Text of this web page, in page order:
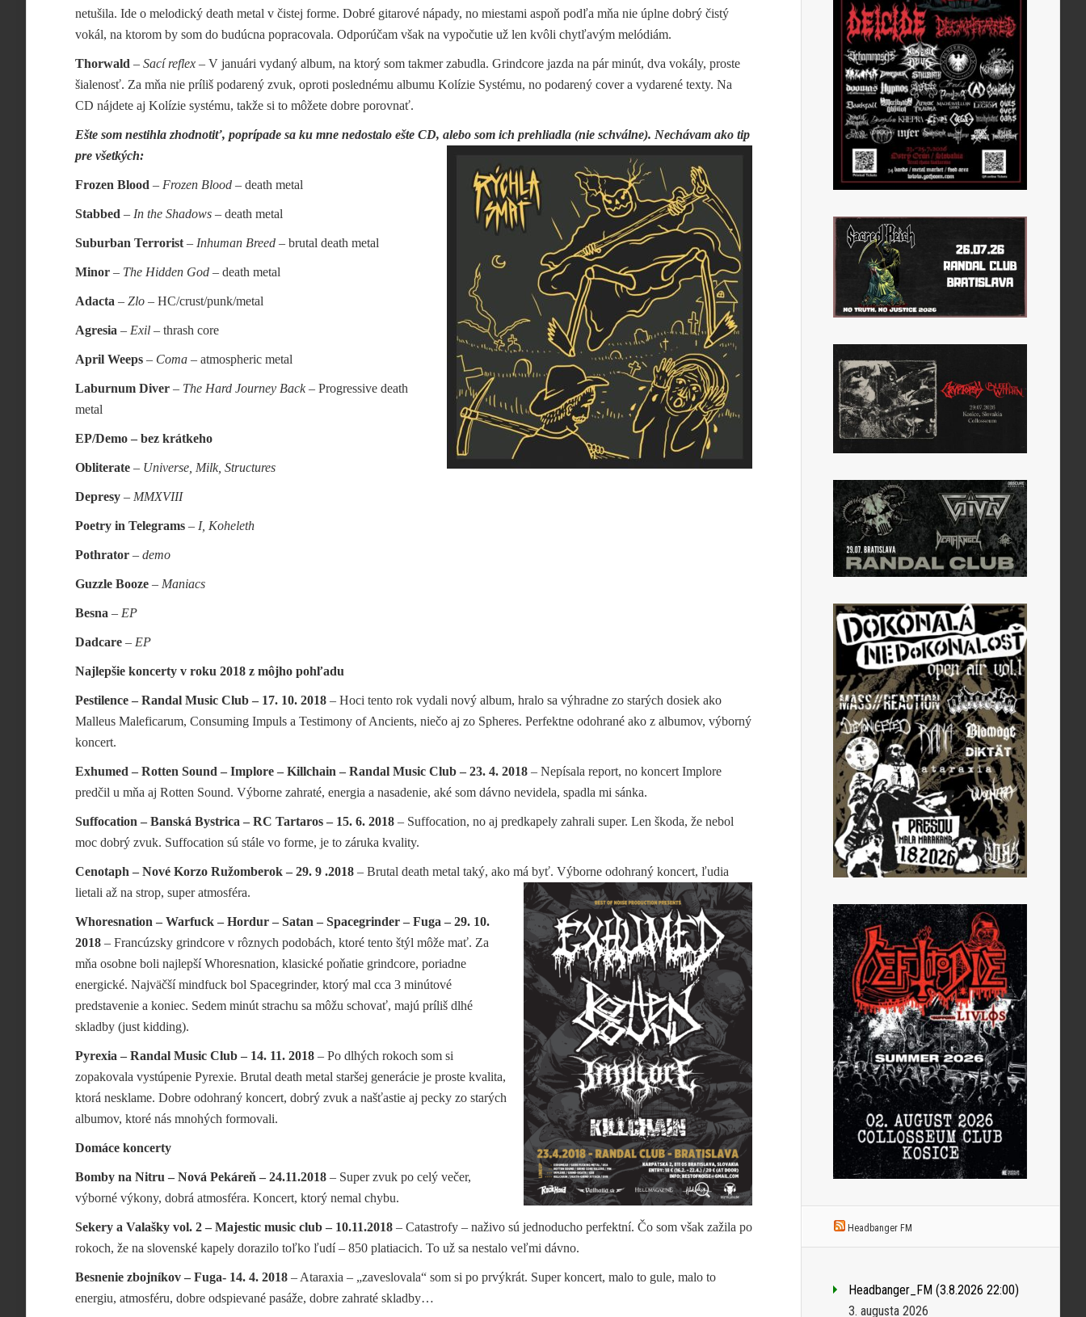
netušila. Ide o melodický death metal v čistej forme. Dobré gitarové nápady, no miestami aspoň podľa mňa nie úplne dobrý čistý
vokál, na ktorom by som do budúcna popracovala. Odporúčam však na vypočutie už len kvôli chytľavým melódiám.
Thorwald – Sací reflex – V januári vydaný album, na ktorý som takmer zabudla. Grindcore jazda na pár minút, dva vokály, proste
šialenosť. Za mňa nie príliš podarený zvuk, oproti poslednému albumu Kolízie Systému, no podarený cover a vydarené texty. Na
CD nájdete aj Kolízie systému, takže si to môžete dobre porovnať.
Ešte som nestihla zhodnotiť, poprípade sa ku mne nedostalo ešte CD, alebo som ich prehliadla (nie schválne). Nechávam ako tip
pre všetkých:
Frozen Blood – Frozen Blood – death metal
Stabbed – In the Shadows – death metal
Suburban Terrorist – Inhuman Breed – brutal death metal
Minor – The Hidden God – death metal
Adacta – Zlo – HC/crust/punk/metal
Agresia – Exil – thrash core
April Weeps – Coma – atmospheric metal
Laburnum Diver – The Hard Journey Back– Progressive death
metal
EP/Demo – bez krátkeho
Obliterate – Universe, Milk, Structures
Depresy – MMXVIII
Poetry in Telegrams – I, Koheleth
Pothrator – demo
Guzzle Booze – Maniacs
Besna – EP
Dadcare – EP
Najlepšie koncerty v roku 2018 z môjho pohľadu
Pestilence – Randal Music Club – 17. 10. 2018 – Hoci tento rok vydali nový album, hralo sa výhradne zo starých dosiek ako
Malleus Maleficarum, Consuming Impuls a Testimony of Ancients, niečo aj zo Spheres. Perfektne odohrané ako z albumov, výborný
koncert.
Exhumed – Rotten Sound – Implore – Killchain – Randal Music Club – 23. 4. 2018 – Nepísala report, no koncert Implore
predčil u mňa aj Rotten Sound. Výborne zahraté, energia a nasadenie, aké som dávno nevidela, spadla mi sánka.
Suffocation – Banská Bystrica – RC Tartaros – 15. 6. 2018 – Suffocation, no aj predkapely zahrali super. Len škoda, že nebol
moc dobrý zvuk. Suffocation sú stále vo forme, je to záruka kvality.
Cenotaph – Nové Korzo Ružomberok – 29. 9 .2018 – Brutal death metal taký, ako má byť. Výborne odohraný koncert, ľudia
lietali až na strop, super atmosféra.
Whoresnation – Warfuck – Hordur – Satan – Spacegrinder – Fuga – 29. 10.
2018 – Francúzsky grindcore v rôznych podobách, ktoré tento štýl môže mať. Za
mňa osobne boli najlepší Whoresnation, klasické poňatie grindcore, poriadne
energické. Najväčší mindfuck bol Spacegrinder, ktorý mal cca 3 minútové
predstavenie a koniec. Sedem minút strachu sa môžu schovať, majú príliš dlhé
skladby (just kidding).
Pyrexia – Randal Music Club – 14. 11. 2018 – Po dlhých rokoch som si
zopakovala vystúpenie Pyrexie. Brutal death metal staršej generácie je proste kvalita,
ktorá nesklame. Dobre odohraný koncert, dobrý zvuk a našťastie aj pecky zo starých
albumov, ktoré nás mnohých formovali.
Domáce koncerty
Bomby na Nitru – Nová Pekáreň – 24.11.2018 – Super zvuk po celý večer,
výborné výkony, dobrá atmosféra. Koncert, ktorý nemal chybu.
Sekery a Valašky vol. 2 – Majestic music club – 10.11.2018 – Catastrofy – naživo sú jednoducho perfektní. Čo som však zažila po
rokoch, že na slovenské kapely dorazilo toľko ľudí – 850 platiacich. To už sa nestalo veľmi dávno.
Besnenie zbojníkov – Fuga- 14. 4. 2018 – Ataraxia – „zaveslovala“ som si po prvýkrát. Super koncert, malo to gule, malo to
energiu, atmosféru, dobre odspievané pasáže, dobre zahraté skladby…
Headbanger FM
Headbanger_FM (3.8.2026 22:00)
3. augusta 2026